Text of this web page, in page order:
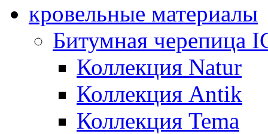
кровельные материалы
Битумная черепица
Коллекция Natur
Коллекция Antik
Коллекция Tema